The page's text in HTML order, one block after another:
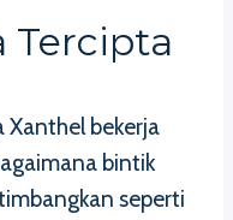
Tercipta
Xanthel bekerja
bintik
seperti